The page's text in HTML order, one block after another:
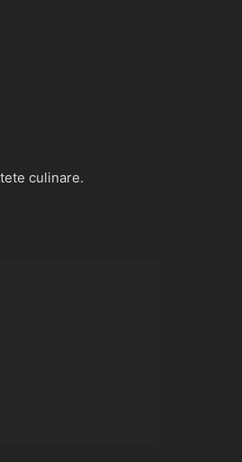
culinare.